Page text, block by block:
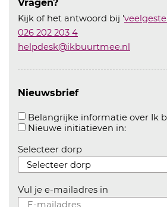
Vragen?
Kijk of het antwoord bij '
026 202 203 4
helpdesk@ikbuurtmee.nl
Nieuwsbrief
Belangrijke informatie over Ik
Nieuwe initiatieven in:
Selecteer dorp
Vul je e-mailadres in